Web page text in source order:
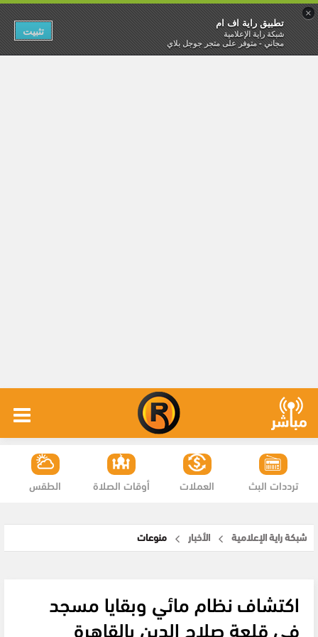
×
تطبيق راية اف ام
شبكة راية الإعلامية
مجاني - متوفر على متجر جوجل بلاي
تثبيت
الطقس أوقات الصلاة العملات ترددات البث
شبكة راية الإعلامية الأخبار منوعات
اكتشاف نظام مائي وبقايا مسجد
في قلعة صلاح الدين بالقاهرة